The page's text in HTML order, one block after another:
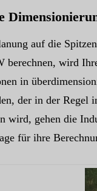
auf die
berechnen, wird
in
der in der Regel
wird, gehen die
für ihre